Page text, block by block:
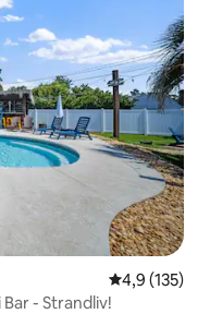
4,9 av 5 i
4,9 (135)
- Strandliv!